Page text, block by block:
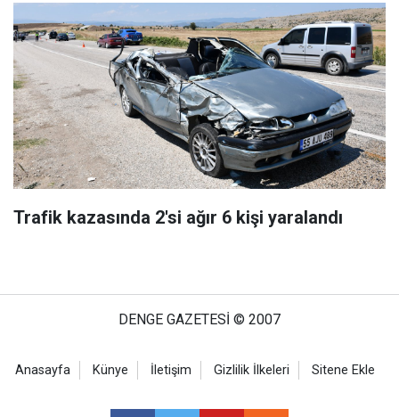
Trafik kazasında 2'si ağır 6 kişi yaralandı
DENGE GAZETESİ © 2007
Anasayfa Künye İletişim Gizlilik İlkeleri Sitene Ekle